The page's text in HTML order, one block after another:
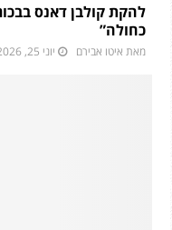
להקת קולבן דאנס
כחולה”
מאת איטו אבירם יוני 25, 2026